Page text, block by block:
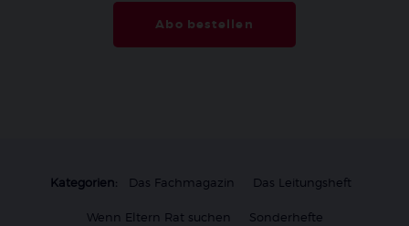
Abo bestellen
Kategorien: Das Fachmagazin Das Leitungsheft
Wenn Eltern Rat suchen Sonderhefte